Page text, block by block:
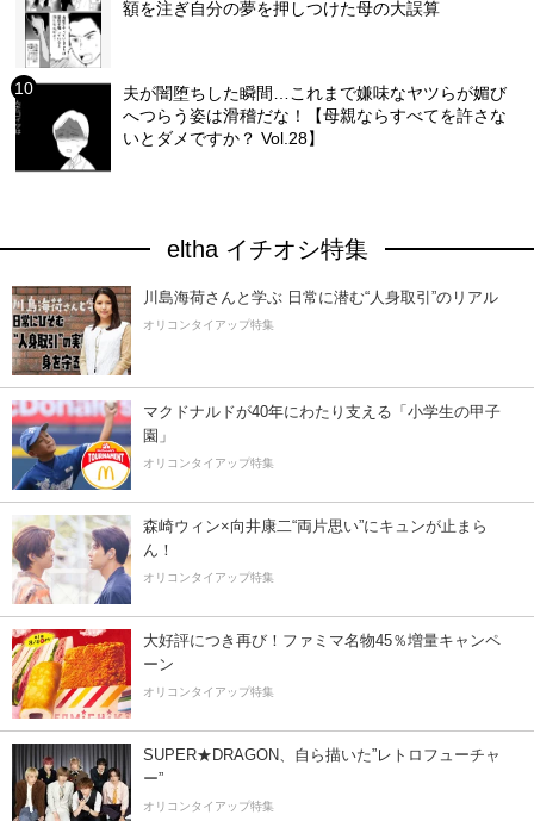
額を注ぎ自分の夢を押しつけた母の大誤算
夫が闇堕ちした瞬間…これまで嫌味なヤツらが媚び
へつらう姿は滑稽だな！【母親ならすべてを許さな
いとダメですか？ Vol.28】
eltha イチオシ特集
川島海荷さんと学ぶ 日常に潜む“人身取引”のリアル
オリコンタイアップ特集
マクドナルドが40年にわたり支える「小学生の甲子
園」
オリコンタイアップ特集
森崎ウィン×向井康二“両片思い”にキュンが止まら
ん！
オリコンタイアップ特集
大好評につき再び！ファミマ名物45％増量キャンペ
ーン
オリコンタイアップ特集
SUPER★DRAGON、自ら描いた”レトロフューチャ
ー”
オリコンタイアップ特集